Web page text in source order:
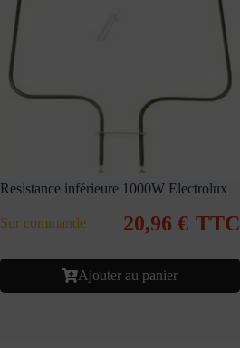
Resistance inférieure 1000W Electrolux
Sur commande 20,96 € TTC
Ajouter au panier